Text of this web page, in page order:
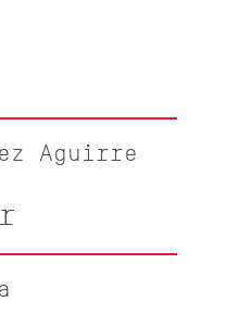
Aguirre